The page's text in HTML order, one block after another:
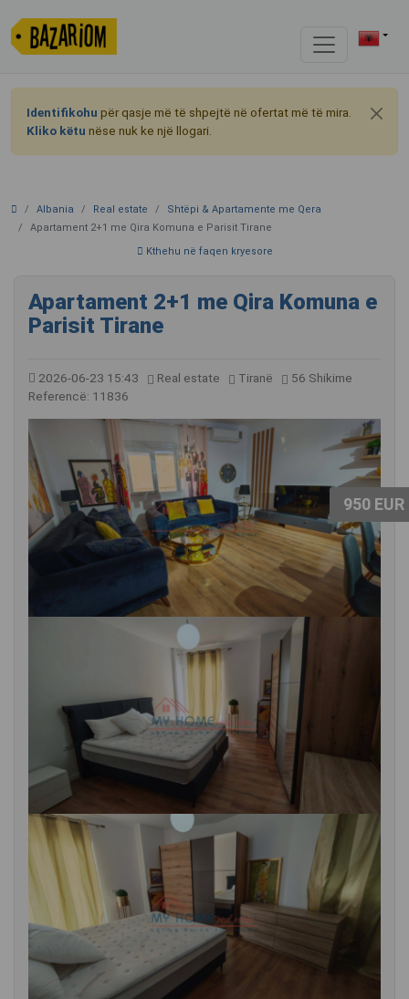
Identifikohu për qasje më të shpejtë në ofertat më të mira.
Kliko këtu nëse nuk ke një llogari.
Albania Real estate
Shtëpi & Apartamente me Qera
Apartament 2+1 me Qira Komuna e Parisit Tirane
Kthehu në faqen kryesore
Apartament 2+1 me Qira Komuna e
Parisit Tirane
2026-06-23 15:43 Real estate Tiranë
56 Shikime
Referencë: 11836
950 EUR